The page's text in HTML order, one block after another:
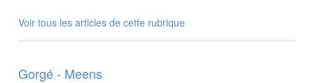
Voir tous les articles de cette rubrique
Gorgé - Meens